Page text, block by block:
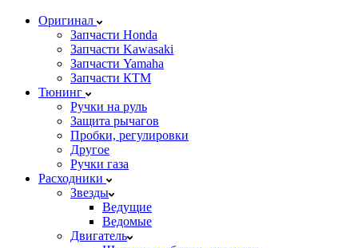
Оригинал
Запчасти Honda
Запчасти Kawasaki
Запчасти Yamaha
Запчасти КТМ
Тюнинг
Ручки на руль
Защита рычагов
Пробки, регулировки
Другое
Ручки газа
Расходники
Звезды
Ведущие
Ведомые
Двигатель